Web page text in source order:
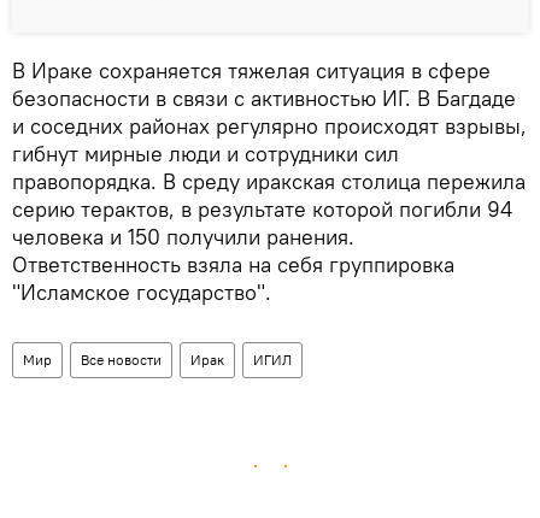
В Ираке сохраняется тяжелая ситуация в сфере
безопасности в связи с активностью ИГ. В Багдаде
и соседних районах регулярно происходят взрывы,
гибнут мирные люди и сотрудники сил
правопорядка. В среду иракская столица пережила
серию терактов, в результате которой погибли 94
человека и 150 получили ранения.
Ответственность взяла на себя группировка
"Исламское государство".
Мир Все новости Ирак ИГИЛ